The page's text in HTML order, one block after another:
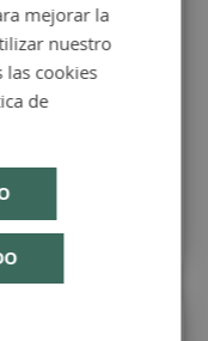
de
.
SPANISH
ENGLISH
mejorar la
nuestro
las cookies
de